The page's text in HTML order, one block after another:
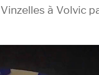
à Volvic